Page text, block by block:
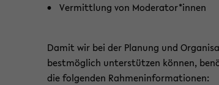
Ver­mitt­lung von Mo­de­ra­tor*innen
­Damit wir bei der Planung und
bestmöglich unterstützen können,
die folgenden Rahmeninformationen: